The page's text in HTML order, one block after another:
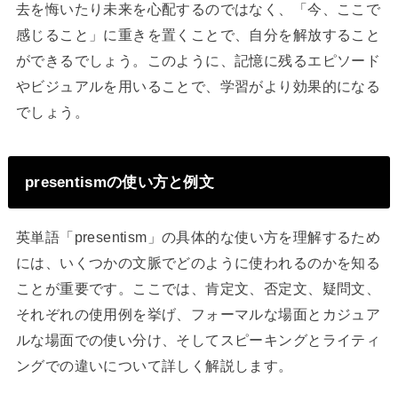
去を悔いたり未来を心配するのではなく、「今、ここで
感じること」に重きを置くことで、自分を解放すること
ができるでしょう。このように、記憶に残るエピソード
やビジュアルを用いることで、学習がより効果的になる
でしょう。
presentismの使い方と例文
英単語「presentism」の具体的な使い方を理解するため
には、いくつかの文脈でどのように使われるのかを知る
ことが重要です。ここでは、肯定文、否定文、疑問文、
それぞれの使用例を挙げ、フォーマルな場面とカジュア
ルな場面での使い分け、そしてスピーキングとライティ
ングでの違いについて詳しく解説します。